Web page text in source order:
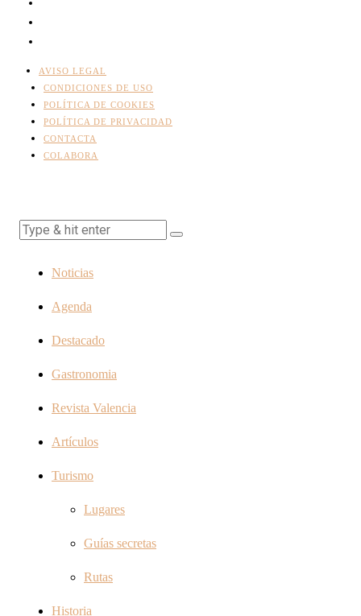
AVISO LEGAL
CONDICIONES DE USO
POLÍTICA DE COOKIES
POLÍTICA DE PRIVACIDAD
CONTACTA
COLABORA
Noticias
Agenda
Destacado
Gastronomia
Revista Valencia
Artículos
Turismo
Lugares
Guías secretas
Rutas
Historia